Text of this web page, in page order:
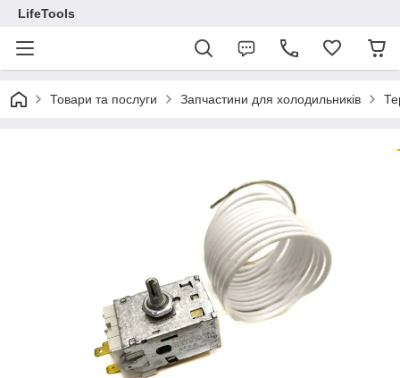
LifeTools
Товари та послуги Запчастини для холодильників